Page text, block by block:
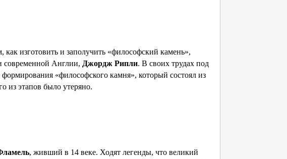
изготовить и заполучить «философский камень»,
современной Англии, Джордж Рипли. В своих трудах под
«философского камня», который состоял из
из этапов было утеряно.
, живший в 14 веке. Ходят легенды, что великий